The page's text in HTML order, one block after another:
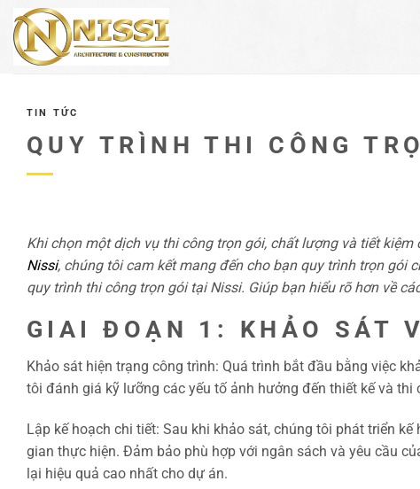
qua
nội
TIN TỨC
QUY TRÌNH THI CÔNG
Khi chọn một dịch vụ thi công trọn gói, chất lượng và tiết
Nissi, chúng tôi cam kết mang đến cho bạn quy trình trọn gói
quy trình thi công trọn gói tại Nissi. Giúp bạn hiểu rõ hơn về
GIAI ĐOẠN 1: KHẢO SÁT
Khảo sát hiện trạng công trình: Quá trình bắt đầu bằng việc
tôi đánh giá kỹ lưỡng các yếu tố ảnh hưởng đến thiết kế và
Lập kế hoạch chi tiết: Sau khi khảo sát, chúng tôi phát triển
gian thực hiện. Đảm bảo phù hợp với ngân sách và yêu cầu
lại hiệu quả cao nhất cho dự án.